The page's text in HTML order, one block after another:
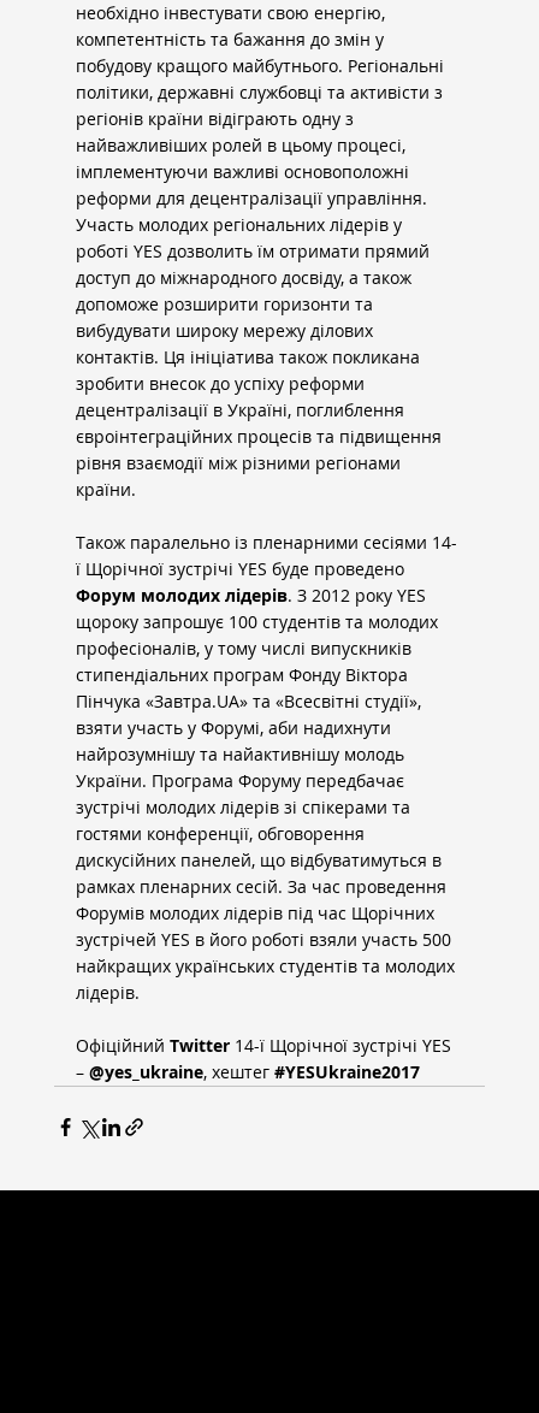
необхідно інвестувати свою енергію,
компетентність та бажання до змін у
побудову кращого майбутнього. Регіональні
політики, державні службовці та активісти з
регіонів країни відіграють одну з
найважливіших ролей в цьому процесі,
імплементуючи важливі основоположні
реформи для децентралізації управління.
Участь молодих регіональних лідерів у
роботі YES дозволить їм отримати прямий
доступ до міжнародного досвіду, а також
допоможе розширити горизонти та
вибудувати широку мережу ділових
контактів. Ця ініціатива також покликана
зробити внесок до успіху реформи
децентралізації в Україні, поглиблення
євроінтеграційних процесів та підвищення
рівня взаємодії між різними регіонами
країни.
Також паралельно із пленарними сесіями 14-
ї Щорічної зустрічі YES буде проведено
Форум молодих лідерів. З 2012 року YES
щороку запрошує 100 студентів та молодих
професіоналів, у тому числі випускників
стипендіальних програм Фонду Віктора
Пінчука «Завтра.UA» та «Всесвітні студії»,
взяти участь у Форумі, аби надихнути
найрозумнішу та найактивнішу молодь
України. Програма Форуму передбачає
зустрічі молодих лідерів зі спікерами та
гостями конференції, обговорення
дискусійних панелей, що відбуватимуться в
рамках пленарних сесій. За час проведення
Форумів молодих лідерів під час Щорічних
зустрічей YES в його роботі взяли участь 500
найкращих українських студентів та молодих
лідерів.
Офіційний Twitter 14-ї Щорічної зустрічі YES
– @yes_ukraine, хештег #YESUkraine2017